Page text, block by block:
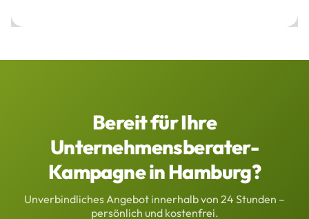
Bereit für Ihre
Unternehmensberater-
Kampagne in Hamburg?
Unverbindliches Angebot innerhalb von 24 Stunden –
persönlich und kostenfrei.